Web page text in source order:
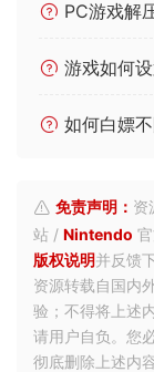
PC游戏解
游戏如何
如何白嫖
免责声明： 资
站 / Nintendo
版权说明并反馈
资源转载自国内
验；不得将上述
请用户自负。您
彻底删除上述内